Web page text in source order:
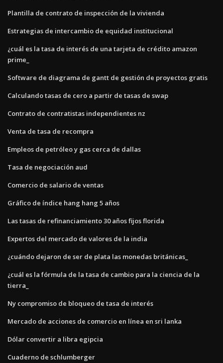
Plantilla de contrato de inspección de la vivienda
Estrategias de intercambio de equidad institucional
¿cuál es la tasa de interés de una tarjeta de crédito amazon
prime_
Software de diagrama de gantt de gestión de proyectos gratis
Calculando tasas de cero a partir de tasas de swap
Contrato de contratistas independientes nz
Venta de tasa de recompra
Empleos de petróleo y gas cerca de dallas
Tasa de negociación aud
Comercio de salario de ventas
Gráfico de índice hang hang 5 años
Las tasas de refinanciamiento 30 años fijos florida
Expertos del mercado de valores de la india
¿cuándo dejaron de ser de plata las monedas británicas_
¿cuál es la fórmula de la tasa de cambio para la ciencia de la
tierra_
Ny compromiso de bloqueo de tasa de interés
Mercado de acciones de comercio en línea en sri lanka
Dólar convertir a libra egipcia
Cuaderno de schlumberger